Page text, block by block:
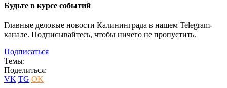
Будьте в курсе событий
Главные деловые новости Калининграда в нашем Telegram-
канале. Подписывайтесь, чтобы ничего не пропустить.
Подписаться
Темы:
Поделиться:
VK TG OK